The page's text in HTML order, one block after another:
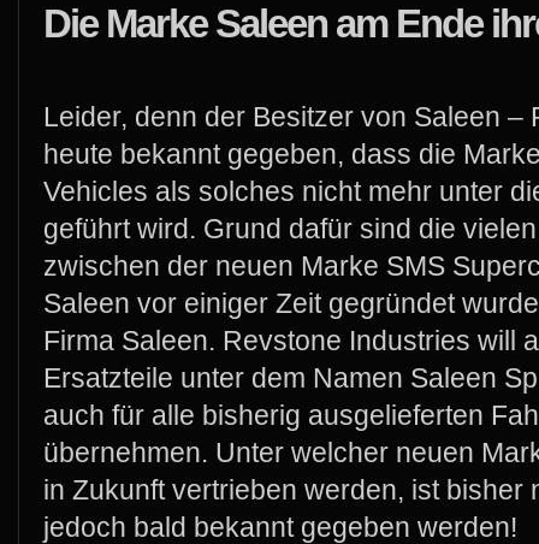
Die Marke Saleen am Ende
Leider, denn der Besitzer von Saleen –
heute bekannt gegeben, dass die
Vehicles als solches nicht mehr unter
geführt wird. Grund dafür sind die
zwischen der neuen Marke SMS
Saleen vor einiger Zeit gegründet
Firma Saleen. Revstone Industries will
Ersatzteile unter dem Namen Saleen
auch für alle bisherig ausgelieferten
übernehmen. Unter welcher neuen
in Zukunft vertrieben werden, ist bisher
jedoch bald bekannt gegeben werden!